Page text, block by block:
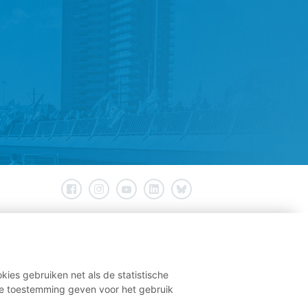
gebruiken net als de statistische
toestemming geven voor het gebruik